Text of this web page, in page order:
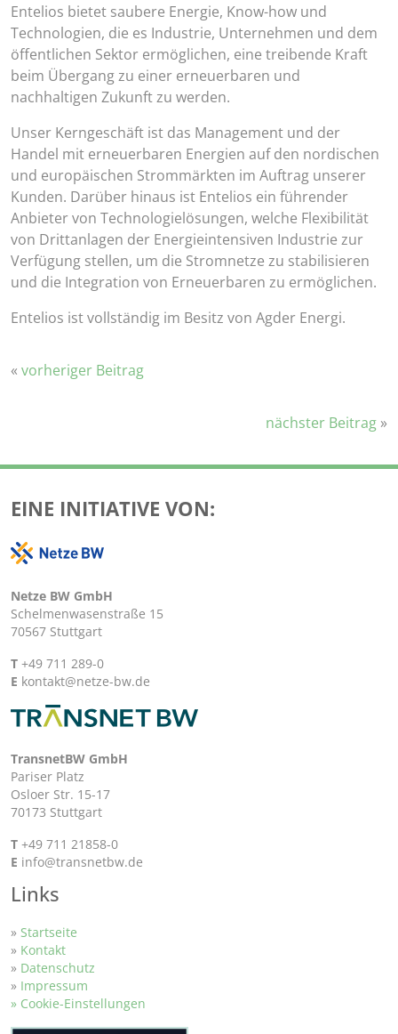
Entelios bietet saubere Energie, Know-how und
Technologien, die es Industrie, Unternehmen und dem
öffentlichen Sektor ermöglichen, eine treibende Kraft
beim Übergang zu einer erneuerbaren und
nachhaltigen Zukunft zu werden.
Unser Kerngeschäft ist das Management und der
Handel mit erneuerbaren Energien auf den nordischen
und europäischen Strommärkten im Auftrag unserer
Kunden. Darüber hinaus ist Entelios ein führender
Anbieter von Technologielösungen, welche Flexibilität
von Drittanlagen der Energieintensiven Industrie zur
Verfügung stellen, um die Stromnetze zu stabilisieren
und die Integration von Erneuerbaren zu ermöglichen.
Entelios ist vollständig im Besitz von Agder Energi.
« vorheriger Beitrag
nächster Beitrag »
EINE INITIATIVE VON:
Netze BW GmbH
Schelmenwasenstraße 15
70567 Stuttgart
T +49 711 289-0
E kontakt@netze-bw.de
TransnetBW GmbH
Pariser Platz
Osloer Str. 15-17
70173 Stuttgart
T +49 711 21858-0
E info@transnetbw.de
Links
» Startseite
» Kontakt
» Datenschutz
» Impressum
» Cookie-Einstellungen